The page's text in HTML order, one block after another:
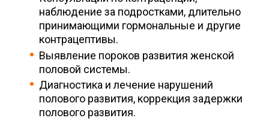
наблюдение за подростками, длительно
принимающими гормональные и другие
контрацептивы.
Выявление пороков развития женской
половой системы.
Диагностика и лечение нарушений
полового развития, коррекция задержки
полового развития.